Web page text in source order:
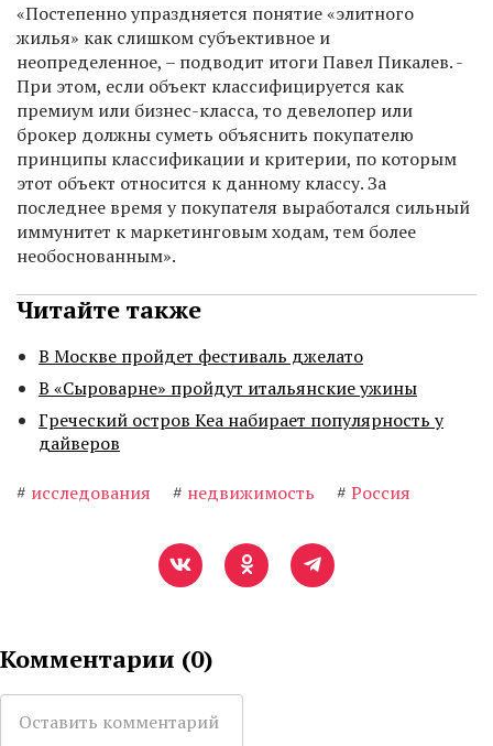
«Постепенно упраздняется понятие «элитного
жилья» как слишком субъективное и
неопределенное, – подводит итоги Павел Пикалев. -
При этом, если объект классифицируется как
премиум или бизнес-класса, то девелопер или
брокер должны суметь объяснить покупателю
принципы классификации и критерии, по которым
этот объект относится к данному классу. За
последнее время у покупателя выработался сильный
иммунитет к маркетинговым ходам, тем более
необоснованным».
Читайте также
В Москве пройдет фестиваль джелато
В «Сыроварне» пройдут итальянские ужины
Греческий остров Кеа набирает популярность у
дайверов
# исследования # недвижимость # Россия
Комментарии (0)